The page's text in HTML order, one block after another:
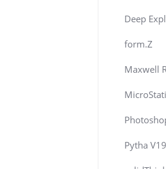
Deep
form.Z
Maxwell
Pytha V19